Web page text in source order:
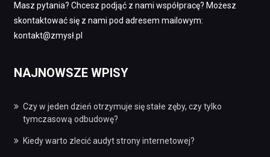
Masz pytania? Chcesz podjąć z nami współpracę? Możesz
skontaktować się z nami pod adresem mailowym:
kontakt@zmysł.pl
NAJNOWSZE WPISY
Czy w jeden dzień otrzymuje się stałe zęby, czy tylko
tymczasową odbudowę?
Kiedy warto zlecić audyt strony internetowej?